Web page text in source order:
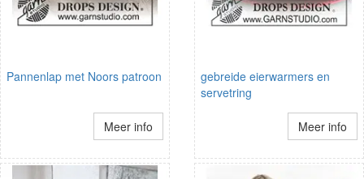
Pannenlap met Noors patroon
Meer info
gebreide eierwarmers en
servetring
Meer info